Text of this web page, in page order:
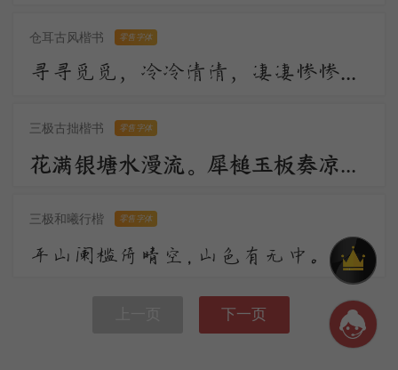
仓耳古风楷书 零售字体
寻寻觅觅，冷冷清清，凄凄惨惨戚戚。乍暖还寒时候，最难将息。三杯两盏淡酒，怎敌他、晚来风急！雁过也，正伤心，却是旧时相识。
三极古拙楷书 零售字体
花满银塘水漫流。犀槌玉板奏凉州。顺风环佩过秦楼。远汉碧云轻漠漠，今宵人在鹊桥头。一声敲彻绛河秋。
三极和曦行楷 零售字体
平山阑槛倚晴空，山色有无中。手种堂前垂柳，别来几度春风？文章太守，挥毫万字，一饮千钟。行乐直须年少，尊前看取衰翁。
下一页